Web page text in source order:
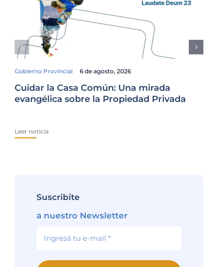
Gobierno Provincial 6 de agosto, 2026
Cuidar la Casa Común: Una mirada
evangélica sobre la Propiedad Privada
Leer noticia
Suscribite
a nuestro Newsletter